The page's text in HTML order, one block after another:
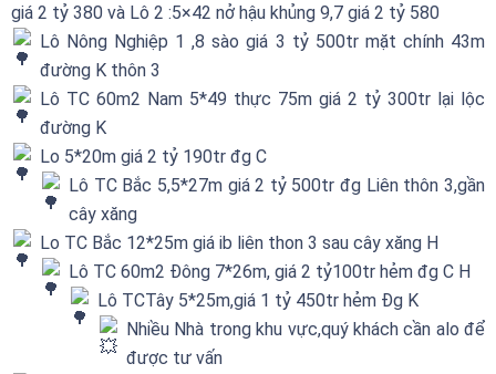
giá 2 tỷ 380 và Lô 2 :5×42 nở hậu khủng 9,7 giá 2 tỷ 580
Lô Nông Nghiệp 1 ,8 sào giá 3 tỷ 500tr mặt chính 43m
đường K thôn 3
Lô TC 60m2 Nam 5*49 thực 75m giá 2 tỷ 300tr lại lộc
đường K
Lo 5*20m giá 2 tỷ 190tr đg C
Lô TC Bắc 5,5*27m giá 2 tỷ 500tr đg Liên thôn 3,gần
cây xăng
Lo TC Bắc 12*25m giá ib liên thon 3 sau cây xăng H
Lô TC 60m2 Đông 7*26m, giá 2 tỷ100tr hẻm đg C H
Lô TCTây 5*25m,giá 1 tỷ 450tr hẻm Đg K
Nhiều Nhà trong khu vực,quý khách cần alo để
được tư vấn